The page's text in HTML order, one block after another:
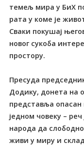
темељ мира у БиХ
рата у коме је
Сваки покушај
новог сукоба
простору.
Пресуда
Додику, донета на
представља
једном човеку –
народа да
живи у миру и